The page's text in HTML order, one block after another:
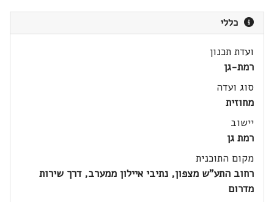
כללי
ועדת תכנון
רמת-גן
סוג ועדה
מחוזית
יישוב
רמת גן
מקום התוכנית
רחוב התע"ש מצפון, נתיבי איילון ממערב, דרך שירות
מדרום